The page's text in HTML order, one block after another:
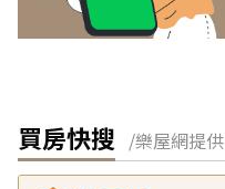
買房快搜 /樂屋網提供